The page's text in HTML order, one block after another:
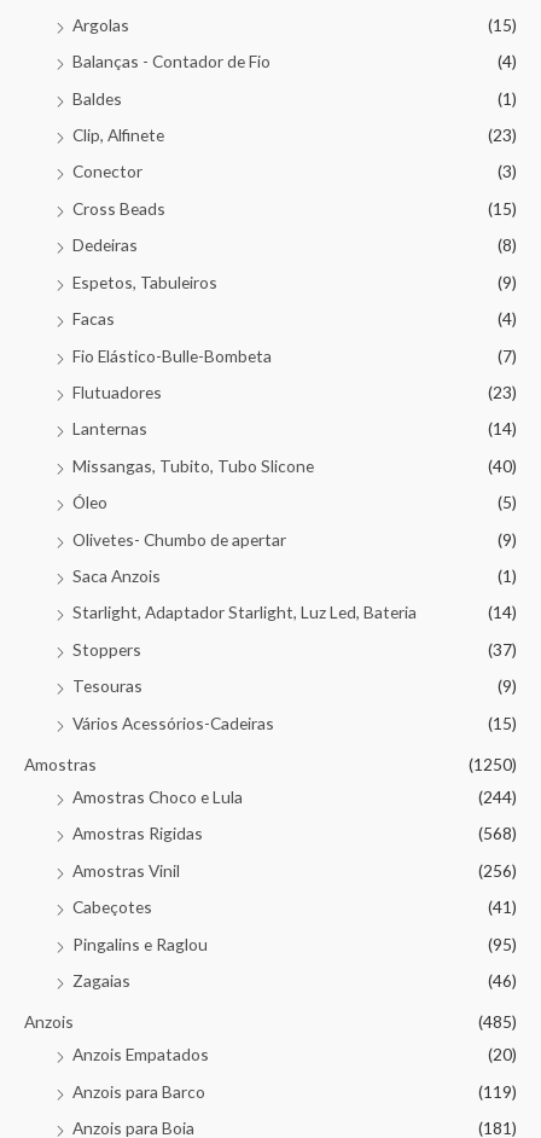
Argolas
(15)
Balanças - Contador de Fio
(4)
Baldes
(1)
Clip, Alfinete
(23)
Conector
(3)
Cross Beads
(15)
Dedeiras
(8)
Espetos, Tabuleiros
(9)
Facas
(4)
Fio Elástico-Bulle-Bombeta
(7)
Flutuadores
(23)
Lanternas
(14)
Missangas, Tubito, Tubo Slicone
(40)
Óleo
(5)
Olivetes- Chumbo de apertar
(9)
Saca Anzois
(1)
Starlight, Adaptador Starlight, Luz Led, Bateria
(14)
Stoppers
(37)
Tesouras
(9)
Vários Acessórios-Cadeiras
(15)
Amostras
(1250)
Amostras Choco e Lula
(244)
Amostras Rigidas
(568)
Amostras Vinil
(256)
Cabeçotes
(41)
Pingalins e Raglou
(95)
Zagaias
(46)
Anzois
(485)
Anzois Empatados
(20)
Anzois para Barco
(119)
Anzois para Boia
(181)